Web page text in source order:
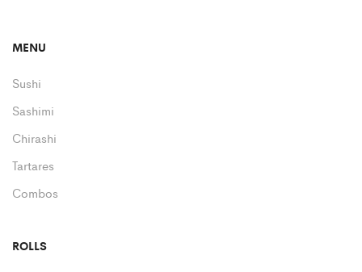
MENU
Sushi
Sashimi
Chirashi
Tartares
Combos
ROLLS